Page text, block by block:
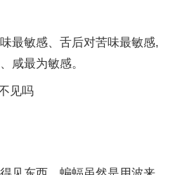
敏感、舌后对苦味最敏感,
咸最为敏感。
见吗